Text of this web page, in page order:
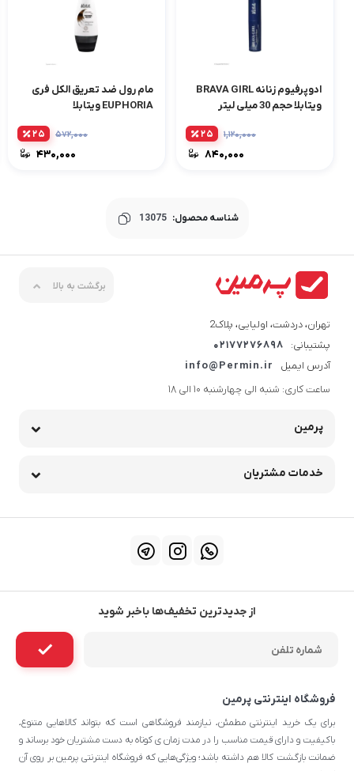
ادوپرفیوم زنانه BRAVA GIRL
ویتابلا حجم 30 میلی لیتر
۱,۱۲۰,۰۰۰
۸۴۰,۰۰۰
۲۵
مام رول ضد تعریق الکل فری
EUPHORIA ویتابلا
۵۷۲,۰۰۰
۴۳۰,۰۰۰
۲۵
شناسه محصول: 13075
برگشت به بالا
تهران، دردشت، اولیایی، پلاک2
پشتیبانی:
02177276898
آدرس ایمیل
info@Permin.ir
ساعت کاری: شنبه الی چهارشنبه 10 الی 18
پرمین
خدمات مشتریان
از جدیدترین تخفیف‌ها باخبر شوید
فروشگاه اینترنتی پرمین
برای یک خرید اینترنتی مطمئن، نیازمند فروشگاهی است که بتواند کالاهایی متنوع،
باکیفیت و دارای قیمت مناسب را در مدت زمان ی کوتاه به دست مشتریان خود برساند و
ضمانت بازگشت کالا هم داشته باشد؛ ویژگی‌هایی که فروشگاه اینترنتی پرمین بر روی آن‌